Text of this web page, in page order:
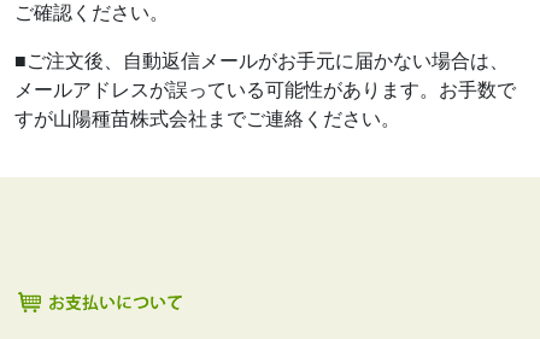
ご確認ください。
■ご注文後、自動返信メールがお手元に届かない場合は、
メールアドレスが誤っている可能性があります。お手数で
すが山陽種苗株式会社までご連絡ください。